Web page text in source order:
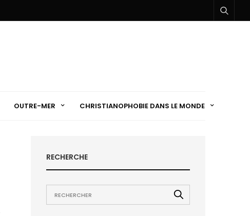
OUTRE-MER CHRISTIANOPHOBIE DANS LE MONDE
RECHERCHE